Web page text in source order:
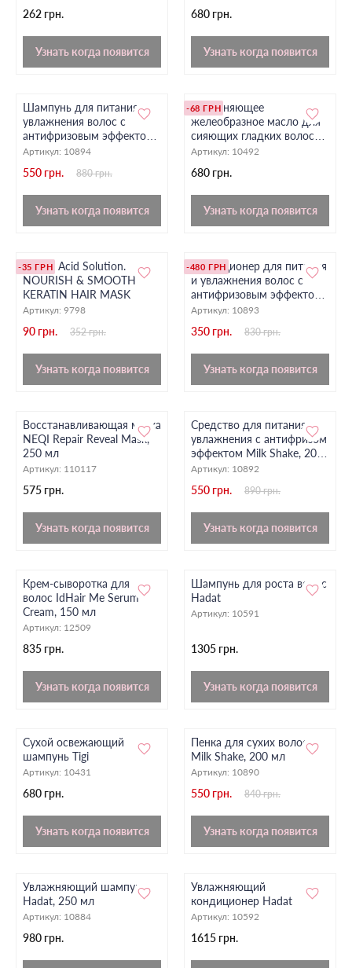
262 грн.
Узнать когда появится
680 грн.
Узнать когда появится
Шампунь для питания и
увлажнения волос с
антифризовым эффектом
Milk Shake, 300 мл
Артикул: 10894
550 грн. 880 грн.
Узнать когда появится
-68 ГРН
Увлажняющее
желеобразное масло для
сияющих гладких волос
TIGI
Артикул: 10492
680 грн.
Узнать когда появится
-35 ГРН
Маска Acid Solution.
NOURISH & SMOOTH
KERATIN HAIR MASK
Артикул: 9798
90 грн. 352 грн.
Узнать когда появится
-480 ГРН
Кондиционер для питания
и увлажнения волос с
антифризовым эффектом
Milk Shake, 300 мл
Артикул: 10893
350 грн. 830 грн.
Узнать когда появится
Восстанавливающая маска
NEQI Repair Reveal Mask,
250 мл
Артикул: 110117
575 грн.
Узнать когда появится
Средство для питания и
увлажнения с антифризом
эффектом Milk Shake, 200
мл
Артикул: 10892
550 грн. 890 грн.
Узнать когда появится
Крем-сыворотка для
волос IdHair Me Serum
Cream, 150 мл
Артикул: 12509
835 грн.
Узнать когда появится
Шампунь для роста волос
Hadat
Артикул: 10591
1305 грн.
Узнать когда появится
Сухой освежающий
шампунь Tigi
Артикул: 10431
680 грн.
Узнать когда появится
Пенка для сухих волос
Milk Shake, 200 мл
Артикул: 10890
550 грн. 840 грн.
Узнать когда появится
Увлажняющий шампунь
Hadat, 250 мл
Артикул: 10884
980 грн.
Увлажняющий
кондиционер Hadat
Артикул: 10592
1615 грн.